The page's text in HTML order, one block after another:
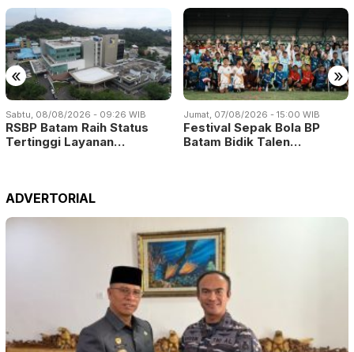
« »
Sabtu, 08/08/2026 - 09:26 WIB
RSBP Batam Raih Status
Tertinggi Layanan…
Jumat, 07/08/2026 - 15:00 WIB
Festival Sepak Bola BP
Batam Bidik Talen…
ADVERTORIAL